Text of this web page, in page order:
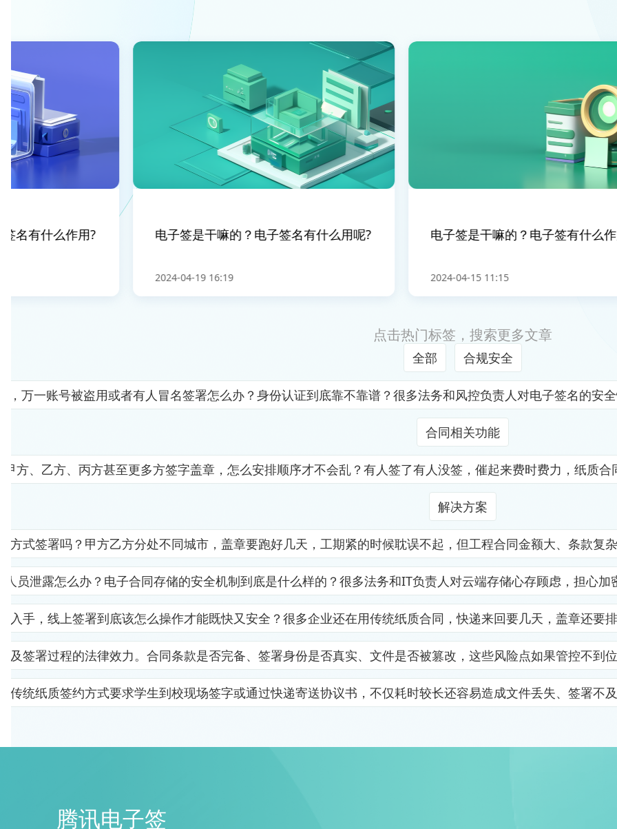
有什么作用? 电子签是干嘛的？电子签名有什么用呢?
2024-04-19 16:19
电子签是干嘛的？电子签有什么作用
2024-04-15 11:15
点击热门标签，搜索更多文章
全部 合规安全
万一账号被盗用或者有人冒名签署怎么办？身份认证到底靠不靠谱？很多法务和风控负责人对电子签名的
合同相关功能
方、乙方、丙方甚至更多方签字盖章，怎么安排顺序才不会乱？有人签了有人没签，催起来费时费力，纸质
解决方案
方式签署吗？甲方乙方分处不同城市，盖章要跑好几天，工期紧的时候耽误不起，但工程合同金额大、条款
员泄露怎么办？电子合同存储的安全机制到底是什么样的？很多法务和IT负责人对云端存储心存顾虑，担
入手，线上签署到底该怎么操作才能既快又安全？很多企业还在用传统纸质合同，快递来回要几天，盖章还
签署过程的法律效力。合同条款是否完备、签署身份是否真实、文件是否被篡改，这些风险点如果管控不
统纸质签约方式要求学生到校现场签字或通过快递寄送协议书，不仅耗时较长还容易造成文件丢失、签署
腾讯电子签